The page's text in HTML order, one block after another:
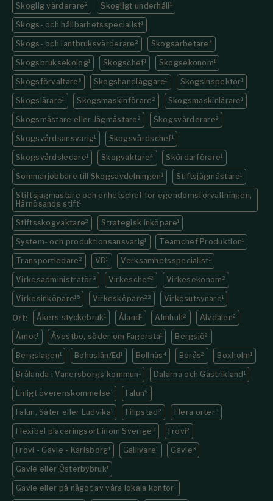
Skoglig värderare2 Skogligt underhåll 1
Skogs- och hållbarhetsspecialist1
Skogs- och lantbruksvärderare 2 Skogsarbetare 4
Skogsbruksekolog1 Skogschef1 Skogsekonom1
Skogsförvaltare 8 Skogshandläggare1 Skogsinspektor1
Skogslärare1 Skogsmaskinförare 2 Skogsmaskinlärare 1
Skogsmästare eller Jägmästare 2 Skogsvärderare2
Skogsvårdsansvarig1 Skogsvårdschef1
Skogsvårdsledare1 Skogvaktare4 Skördarförare1
Sommarjobbare till Skogsavdelningen 1 Stiftsjägmästare1
Stiftsjägmästare och enhetschef för egendomsförvaltningen,
Härnösands stift1
Stiftsskogvaktare2 Strategisk inköpare1
System- och produktionsansvarig1 Teamchef Produktion1
Transportledare 2 VD1 Verksamhetsspecialist1
Virkesadministratör 3 Virkeschef2 Virkesekonom 2
Virkesinköpare15 Virkesköpare22 Virkesutsynare1
Ort: Åkers styckebruk1 Åland1 Älmhult2 Älvdalen2
Åmot1 Åvestbo, söder om Fagersta1 Bergsjö2
Bergslagen1 Bohuslän/Ed1 Bollnäs 4 Borås2 Boxholm 1
Brålanda i Vänersborgs kommun 1 Dalarna och Gästrikland 1
Enligt överenskommelse 1 Falun5
Falun, Säter eller Ludvika1 Filipstad 2 Flera orter3
Flexibel placeringsort inom Sverige 3 Frövi2
Frövi - Gävle - Karlsborg1 Gällivare1 Gävle 3
Gävle eller Österbybruk1
Gävle eller på något av våra lokala kontor1